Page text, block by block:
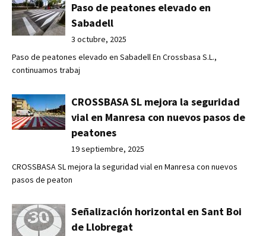
Paso de peatones elevado en
Sabadell
3 octubre, 2025
Paso de peatones elevado en Sabadell En Crossbasa S.L.,
continuamos trabaj
CROSSBASA SL mejora la seguridad
vial en Manresa con nuevos pasos de
peatones
19 septiembre, 2025
CROSSBASA SL mejora la seguridad vial en Manresa con nuevos
pasos de peaton
Señalización horizontal en Sant Boi
de Llobregat